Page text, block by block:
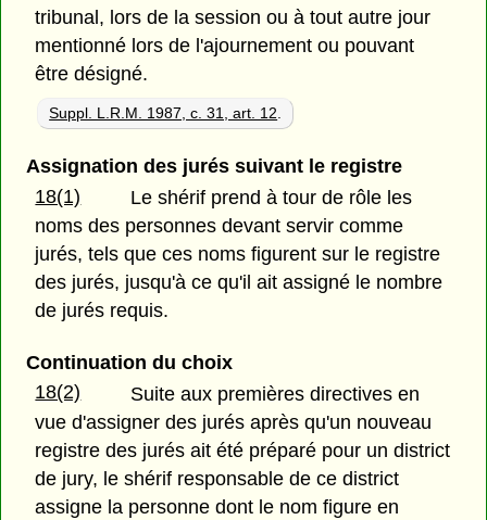
tribunal, lors de la session ou à tout autre jour
mentionné lors de l'ajournement ou pouvant
être désigné.
Suppl. L.R.M. 1987, c. 31, art. 12.
Assignation des jurés suivant le registre
18(1)
Le shérif prend à tour de rôle les
noms des personnes devant servir comme
jurés, tels que ces noms figurent sur le registre
des jurés, jusqu'à ce qu'il ait assigné le nombre
de jurés requis.
Continuation du choix
18(2)
Suite aux premières directives en
vue d'assigner des jurés après qu'un nouveau
registre des jurés ait été préparé pour un district
de jury, le shérif responsable de ce district
assigne la personne dont le nom figure en